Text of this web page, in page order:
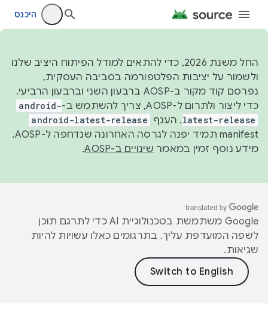
היכנס
החל משנת 2026, כדי להתאים למודל הפיתוח היציב שלנו
ולשמור על יציבות הפלטפורמה בסביבה העסקית,
נפרסם קוד מקור ב-AOSP ברבעון השני וברבעון הרביעי.
כדי ליצור ולתרום ל-AOSP, צריך להשתמש ב-
android-
latest-release. הענף android-latest-release
manifest תמיד יפנה לגרסה האחרונה שנדחפה ל-AOSP.
מידע נוסף זמין במאמר שינויים ב-AOSP .
‫Google משתמשת בטכנולוגיית AI כדי לתרגם תוכן
לשפה המועדפת עליך. בתרגומים כאלו עשויות להיות
שגיאות.